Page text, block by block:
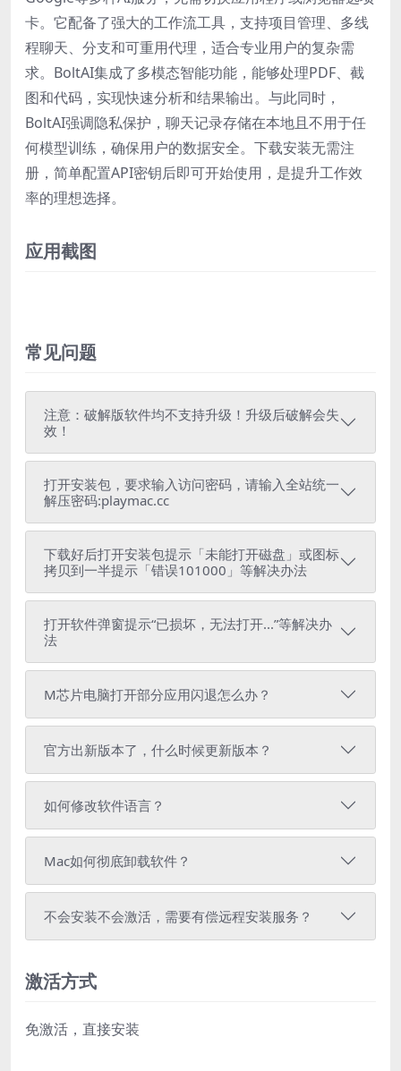
卡。它配备了强大的工作流工具，支持项目管理、多线
程聊天、分支和可重用代理，适合专业用户的复杂需
求。BoltAI集成了多模态智能功能，能够处理PDF、截
图和代码，实现快速分析和结果输出。与此同时，
BoltAI强调隐私保护，聊天记录存储在本地且不用于任
何模型训练，确保用户的数据安全。下载安装无需注
册，简单配置API密钥后即可开始使用，是提升工作效
率的理想选择。
应用截图
常见问题
注意：破解版软件均不支持升级！升级后破解会失
效！
打开安装包，要求输入访问密码，请输入全站统一
解压密码:playmac.cc
下载好后打开安装包提示「未能打开磁盘」或图标
拷贝到一半提示「错误101000」等解决办法
打开软件弹窗提示“已损坏，无法打开...”等解决办
法
M芯片电脑打开部分应用闪退怎么办？
官方出新版本了，什么时候更新版本？
如何修改软件语言？
Mac如何彻底卸载软件？
不会安装不会激活，需要有偿远程安装服务？
激活方式
免激活，直接安装